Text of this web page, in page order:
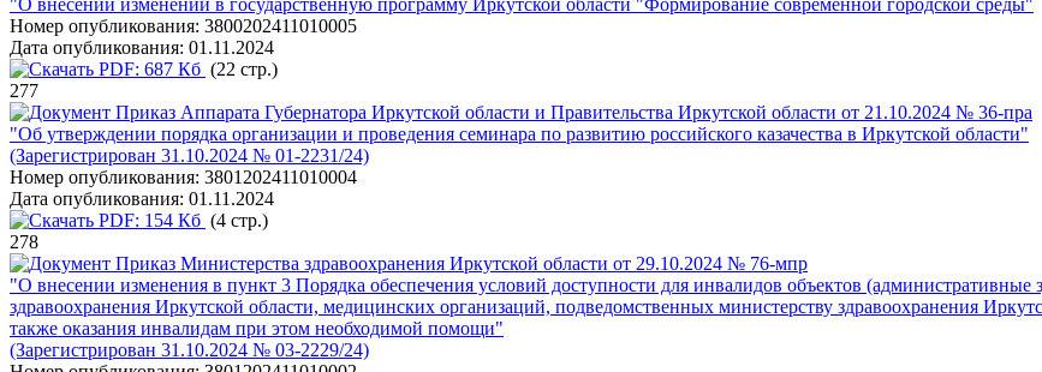
"О внесении изменений в государственную программу Иркутской области "Формирование современной городской среды"
Номер опубликования: 3800202411010005
Дата опубликования: 01.11.2024
PDF: 687 Кб (22 стр.)
277
Приказ Аппарата Губернатора Иркутской области и Правительства Иркутской области от 21.10.2024 № 36-пра
"Об утверждении порядка организации и проведения семинара по развитию российского казачества в Иркутской области"
(Зарегистрирован 31.10.2024 № 01-2231/24)
Номер опубликования: 3801202411010004
Дата опубликования: 01.11.2024
PDF: 154 Кб (4 стр.)
278
Приказ Министерства здравоохранения Иркутской области от 29.10.2024 № 76-мпр
"О внесении изменения в пункт 3 Порядка обеспечения условий доступности для инвалидов объектов
здравоохранения Иркутской области, медицинских организаций, подведомственных министерству здравоохранения
также оказания инвалидам при этом необходимой помощи"
(Зарегистрирован 31.10.2024 № 03-2229/24)